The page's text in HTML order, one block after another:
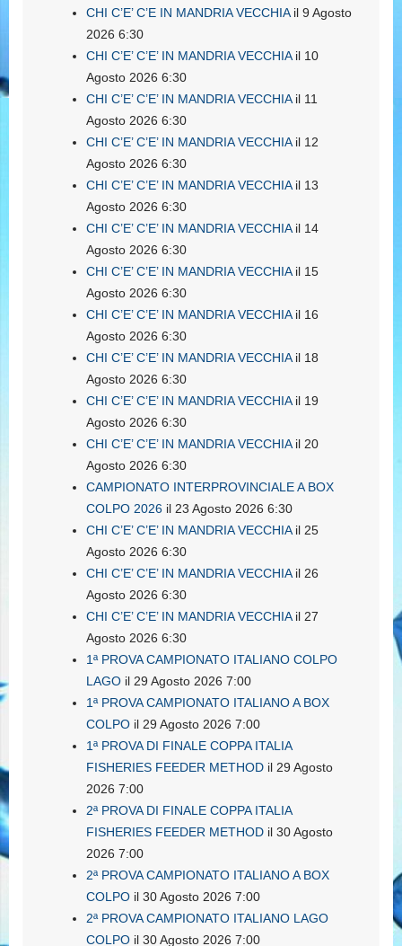
CHI C’E’ C’E IN MANDRIA VECCHIAil 9 Agosto
2026 6:30
CHI C’E’ C’E’ IN MANDRIA VECCHIAil 10
Agosto 2026 6:30
CHI C’E’ C’E’ IN MANDRIA VECCHIAil 11
Agosto 2026 6:30
CHI C’E’ C’E’ IN MANDRIA VECCHIAil 12
Agosto 2026 6:30
CHI C’E’ C’E’ IN MANDRIA VECCHIAil 13
Agosto 2026 6:30
CHI C’E’ C’E’ IN MANDRIA VECCHIAil 14
Agosto 2026 6:30
CHI C’E’ C’E’ IN MANDRIA VECCHIAil 15
Agosto 2026 6:30
CHI C’E’ C’E’ IN MANDRIA VECCHIAil 16
Agosto 2026 6:30
CHI C’E’ C’E’ IN MANDRIA VECCHIAil 18
Agosto 2026 6:30
CHI C’E’ C’E’ IN MANDRIA VECCHIAil 19
Agosto 2026 6:30
CHI C’E’ C’E’ IN MANDRIA VECCHIAil 20
Agosto 2026 6:30
CAMPIONATO INTERPROVINCIALE A BOX
COLPO 2026 il 23 Agosto 2026 6:30
CHI C’E’ C’E’ IN MANDRIA VECCHIAil 25
Agosto 2026 6:30
CHI C’E’ C’E’ IN MANDRIA VECCHIAil 26
Agosto 2026 6:30
CHI C’E’ C’E’ IN MANDRIA VECCHIAil 27
Agosto 2026 6:30
1ª PROVA CAMPIONATO ITALIANO COLPO
LAGO il 29 Agosto 2026 7:00
1ª PROVA CAMPIONATO ITALIANO A BOX
COLPO il 29 Agosto 2026 7:00
1ª PROVA DI FINALE COPPA ITALIA
FISHERIES FEEDER METHOD il 29 Agosto
2026 7:00
2ª PROVA DI FINALE COPPA ITALIA
FISHERIES FEEDER METHOD il 30 Agosto
2026 7:00
2ª PROVA CAMPIONATO ITALIANO A BOX
COLPO il 30 Agosto 2026 7:00
2ª PROVA CAMPIONATO ITALIANO LAGO
COLPO il 30 Agosto 2026 7:00